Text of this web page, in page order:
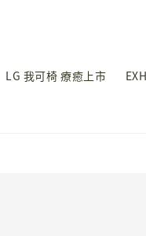
LG 我可椅 療癒上市